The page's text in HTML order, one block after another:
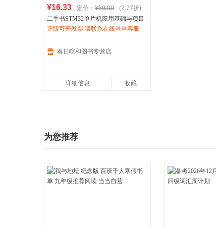
¥16.33 定价： ¥59.00
(2.77折)
二手书STM32单片机应用基础与项目
实践屈微王志良清华大学出版社【春
正版可开发票 请联系在线当当客服
春日喧和图书专营店
详细信息 收藏
为您推荐